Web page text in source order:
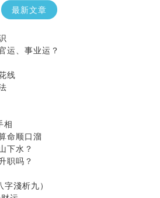
最新文章
运、事业运？
线
相
命顺口溜
下水？
职吗？
淺析九）
运